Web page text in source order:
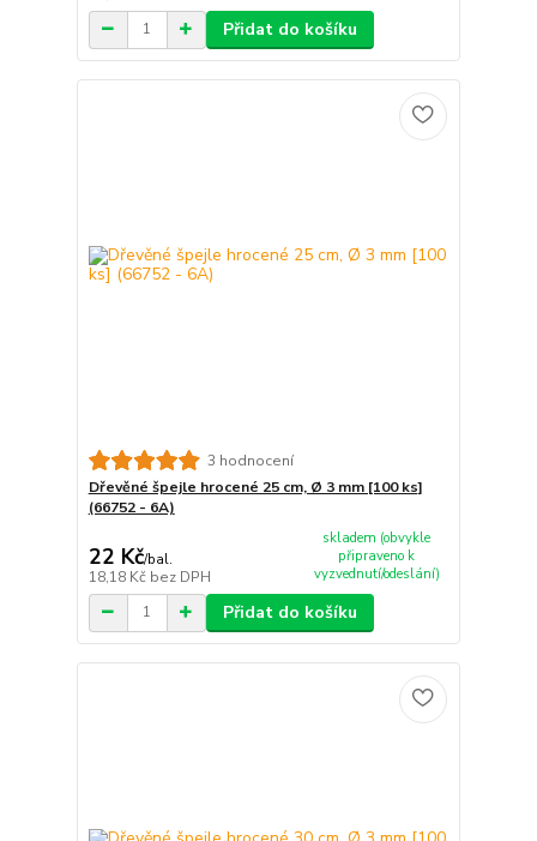
Přidat do košíku
3 hodnocení
Dřevěné špejle hrocené 25 cm, Ø 3 mm [100 ks]
(66752 - 6A)
22 Kč/bal.
18,18 Kč bez DPH
skladem (obvykle
připraveno k
vyzvednutí/odeslání)
Přidat do košíku